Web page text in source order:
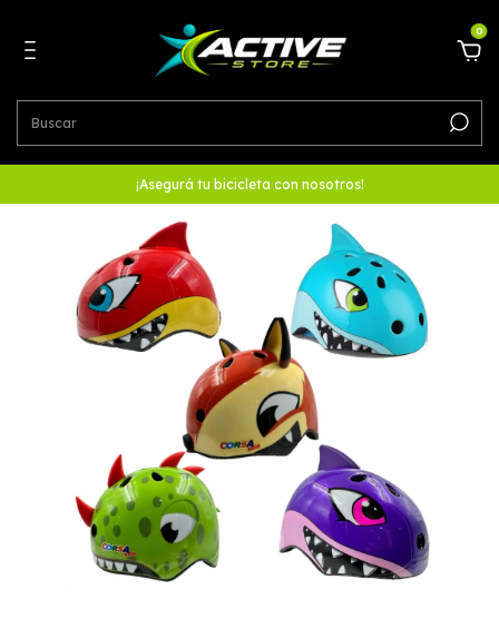
0
¡Asegurá tu bicicleta con nosotros!